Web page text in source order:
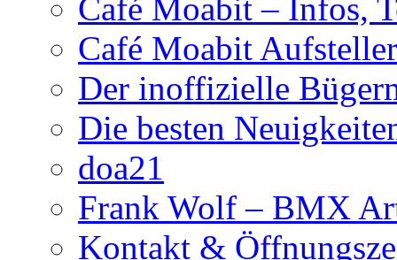
Café Moabit – Infos,
Café Moabit Aufsteller
Der inoffizielle
Die besten
doa21
Frank Wolf – BMX
Kontakt &